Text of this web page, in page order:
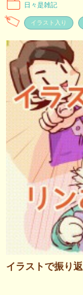
日々是雑記
イラスト入り
イラストで振り